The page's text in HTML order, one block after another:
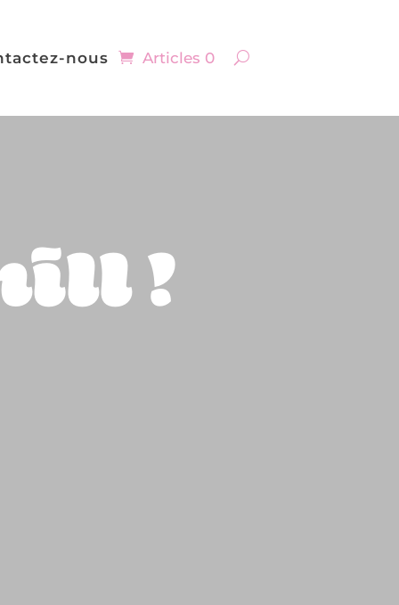
nous Articles 0
!